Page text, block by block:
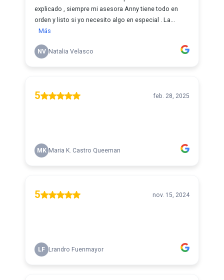
explicado , siempre mi asesora Anny tiene todo en
orden y listo si yo necesito algo en especial . La...
Más
NV Natalia Velasco
5 feb. 28, 2025
MK Maria K. Castro Queeman
5 nov. 15, 2024
LF Lrandro Fuenmayor